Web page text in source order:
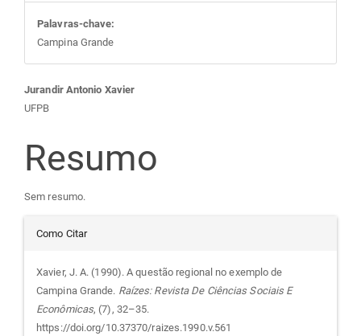
Palavras-chave:
Campina Grande
Conteúdo
do
artigo
principal
Jurandir Antonio Xavier
UFPB
Resumo
Sem resumo.
Detalhes
do
artigo
Como Citar
Xavier, J. A. (1990). A questão regional no exemplo de
Campina Grande. Raízes: Revista De Ciências Sociais E
Econômicas, (7), 32–35.
https://doi.org/10.37370/raizes.1990.v.561